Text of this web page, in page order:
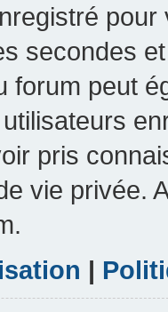
pour
secondes
forum peut
pris
vie privée.
|